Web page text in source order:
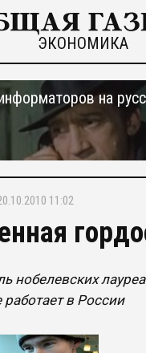
ЭКОНОМИКА
на
11:02
нобелевских
в России